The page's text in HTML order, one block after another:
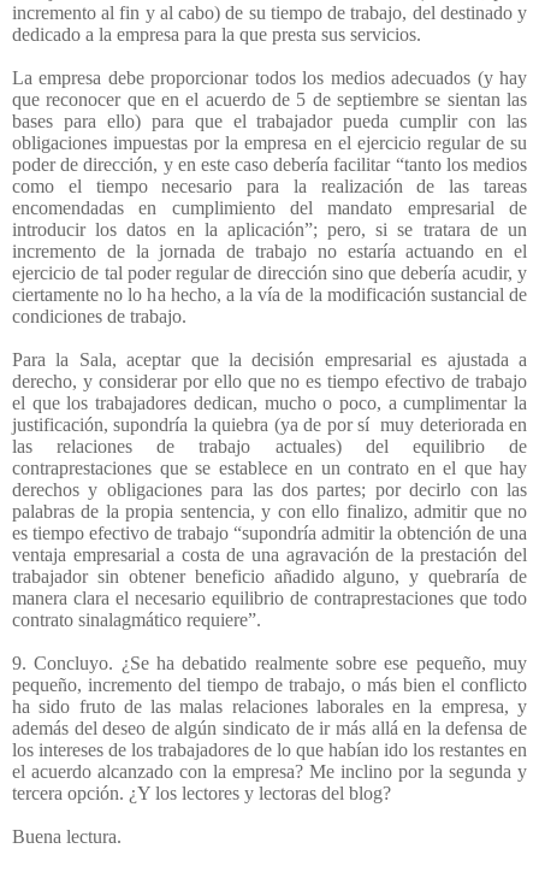
incremento al fin y al cabo) de su tiempo de trabajo, del destinado y
dedicado a la empresa para la que presta sus servicios.
La empresa debe proporcionar todos los medios adecuados (y hay
que reconocer que en el acuerdo de 5 de septiembre se sientan las
bases para ello) para que el trabajador pueda cumplir con las
obligaciones impuestas por la empresa en el ejercicio regular de su
poder de dirección, y en este caso debería facilitar “tanto los medios
como el tiempo necesario para la realización de las tareas
encomendadas en cumplimiento del mandato empresarial de
introducir los datos en la aplicación”; pero, si se tratara de un
incremento de la jornada de trabajo no estaría actuando en el
ejercicio de tal poder regular de dirección sino que debería acudir, y
ciertamente no lo ha hecho, a la vía de la modificación sustancial de
condiciones de trabajo.
Para la Sala, aceptar que la decisión empresarial es ajustada a
derecho, y considerar por ello que no es tiempo efectivo de trabajo
el que los trabajadores dedican, mucho o poco, a cumplimentar la
justificación, supondría la quiebra (ya de por sí muy deteriorada en
las relaciones de trabajo actuales) del equilibrio de
contraprestaciones que se establece en un contrato en el que hay
derechos y obligaciones para las dos partes; por decirlo con las
palabras de la propia sentencia, y con ello finalizo, admitir que no
es tiempo efectivo de trabajo “supondría admitir la obtención de una
ventaja empresarial a costa de una agravación de la prestación del
trabajador sin obtener beneficio añadido alguno, y quebraría de
manera clara el necesario equilibrio de contraprestaciones que todo
contrato sinalagmático requiere”.
9. Concluyo. ¿Se ha debatido realmente sobre ese pequeño, muy
pequeño, incremento del tiempo de trabajo, o más bien el conflicto
ha sido fruto de las malas relaciones laborales en la empresa, y
además del deseo de algún sindicato de ir más allá en la defensa de
los intereses de los trabajadores de lo que habían ido los restantes en
el acuerdo alcanzado con la empresa? Me inclino por la segunda y
tercera opción. ¿Y los lectores y lectoras del blog?
Buena lectura.